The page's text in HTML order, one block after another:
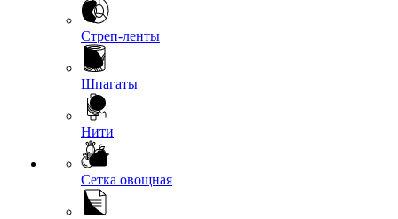
Стреп-ленты
Шпагаты
Нити
Сетка овощная